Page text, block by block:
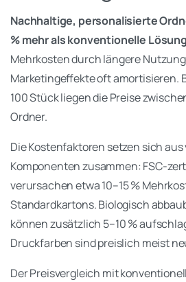
Nachhaltige, personalisierte
% mehr als konventionelle
Mehrkosten durch längere
Marketingeffekte oft amortisieren.
100 Stück liegen die Preise
Ordner.
Die Kostenfaktoren setzen sich
Komponenten zusammen: FSC-
verursachen etwa 10–15 %
Standardkartons. Biologisch
können zusätzlich 5–10 %
Druckfarben sind preislich meist
Der Preisvergleich mit